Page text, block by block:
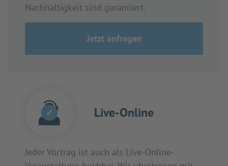
Nachhaltigkeit sind garantiert.
Jetzt anfragen
✓ Live-Online
Jeder Vortrag ist auch als Live-Online-